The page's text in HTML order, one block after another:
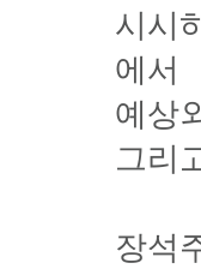
시시
에서
예상
그리
장석